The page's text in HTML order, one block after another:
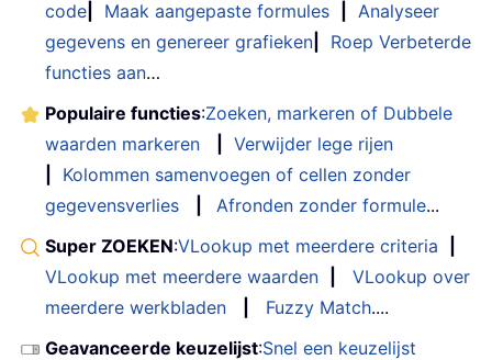
code Maak aangepaste formules
Analyseer
gegevens en genereer grafieken
Roep Verbeterde
functies aan…
Populaire functies:Zoeken, markeren of Dubbele
waarden markeren
Verwijder lege rijen
Kolommen samenvoegen of cellen zonder
gegevensverlies
Afronden zonder formule...
Super ZOEKEN:VLookup met meerdere criteria
VLookup met meerdere waarden
VLookup over
meerdere werkbladen
Fuzzy Match....
Geavanceerde keuzelijst:Snel een keuzelijst